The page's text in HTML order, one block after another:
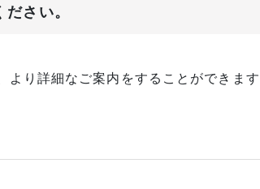
さい。
り詳細なご案内をすることができま